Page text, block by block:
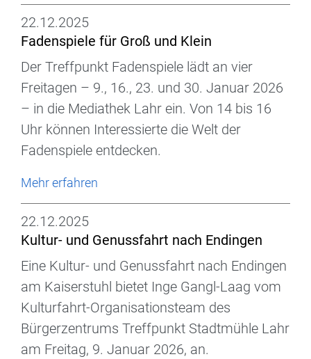
22.12.2025
Fadenspiele für Groß und Klein
Der Treffpunkt Fadenspiele lädt an vier
Freitagen – 9., 16., 23. und 30. Januar 2026
– in die Mediathek Lahr ein. Von 14 bis 16
Uhr können Interessierte die Welt der
Fadenspiele entdecken.
Mehr erfahren
22.12.2025
Kultur- und Genussfahrt nach Endingen
Eine Kultur- und Genussfahrt nach Endingen
am Kaiserstuhl bietet Inge Gangl-Laag vom
Kulturfahrt-Organisationsteam des
Bürgerzentrums Treffpunkt Stadtmühle Lahr
am Freitag, 9. Januar 2026, an.